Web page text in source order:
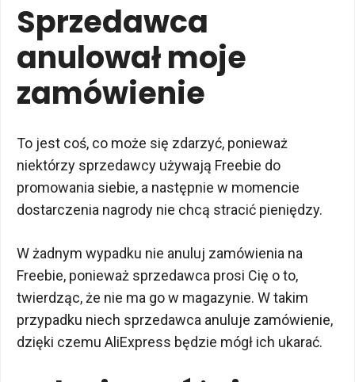
Sprzedawca
anulował moje
zamówienie
To jest coś, co może się zdarzyć, ponieważ
niektórzy sprzedawcy używają Freebie do
promowania siebie, a następnie w momencie
dostarczenia nagrody nie chcą stracić pieniędzy.
W żadnym wypadku nie anuluj zamówienia na
Freebie, ponieważ sprzedawca prosi Cię o to,
twierdząc, że nie ma go w magazynie. W takim
przypadku niech sprzedawca anuluje zamówienie,
dzięki czemu AliExpress będzie mógł ich ukarać.